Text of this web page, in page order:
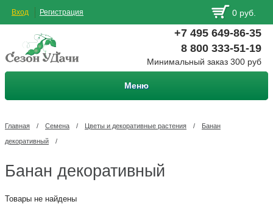
Вход Регистрация 0 руб.
+7 495 649-86-35
8 800 333-51-19
Минимальный заказ 300 руб
Меню
Главная / Семена / Цветы и декоративные растения / Банан
декоративный /
Банан декоративный
Товары не найдены